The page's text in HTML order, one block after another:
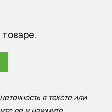
в тексте или